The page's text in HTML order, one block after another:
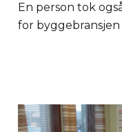
En person tok
for byggebransjen